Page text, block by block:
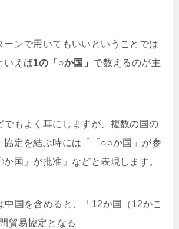
ーンで用いてもいいということでは
いえば1の「○か国」 で数えるのが主
でもよく耳にしますが、複数の国の
協定を結ぶ時には「「○○か国」が参
国」が批准」などと表現します。
中国を含めると、「12か国（12かこ
貿易協定となる